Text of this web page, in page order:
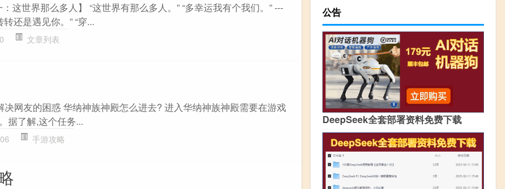
这世界那么多人】 “这世界有那么多人。” “多幸运我有个我们。” ---
还是遇见你。” “穿...
文章列表
决网友的困惑 华纳神族神殿怎么进去? 进入华纳神族神殿需要在游戏
据了解,这个任务...
手游攻略
公告
DeepSeek全套部署资料免费下载